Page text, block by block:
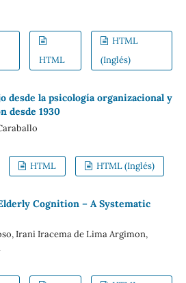
HTML
HTML
(Inglés)
desde la psicología organizacional y
desde 1930
HTML HTML (Inglés)
Cognition – A Systematic
Irani Iracema de Lima Argimon,